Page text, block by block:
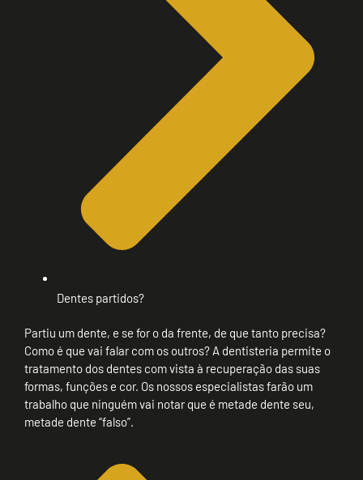
Dentes partidos?
Partiu um dente, e se for o da frente, de que tanto precisa?
Como é que vai falar com os outros? A dentisteria permite o
tratamento dos dentes com vista à recuperação das suas
formas, funções e cor. Os nossos especialistas farão um
trabalho que ninguém vai notar que é metade dente seu,
metade dente “falso”.